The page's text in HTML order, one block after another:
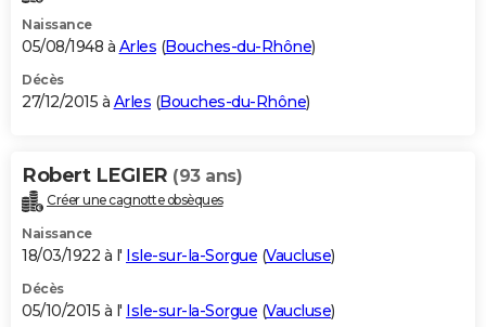
Naissance
05/08/1948 à Arles (Bouches-du-Rhône)
Décès
27/12/2015 à Arles (Bouches-du-Rhône)
Robert LEGIER (93 ans)
Créer une cagnotte obsèques
Naissance
18/03/1922 à l' Isle-sur-la-Sorgue (Vaucluse)
Décès
05/10/2015 à l' Isle-sur-la-Sorgue (Vaucluse)